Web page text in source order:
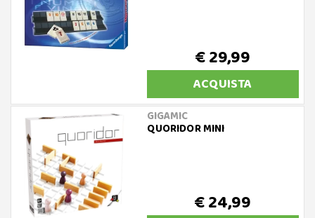
€ 29,99
ACQUISTA
GIGAMIC
QUORIDOR MINI
€ 24,99